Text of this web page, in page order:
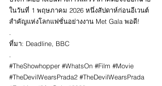
ในวันที่ 1 พฤษภาคม 2026 หนึ่งสัปดาห์ก่อนอีเวนต์
สำคัญแห่งโลกแฟชั่นอย่างงาน Met Gala พอดี!
.
ที่มา: Deadline, BBC
.
#TheShowhopper #WhatsOn #Film #Movie
#TheDevilWearsPrada2 #TheDevilWearsPrada